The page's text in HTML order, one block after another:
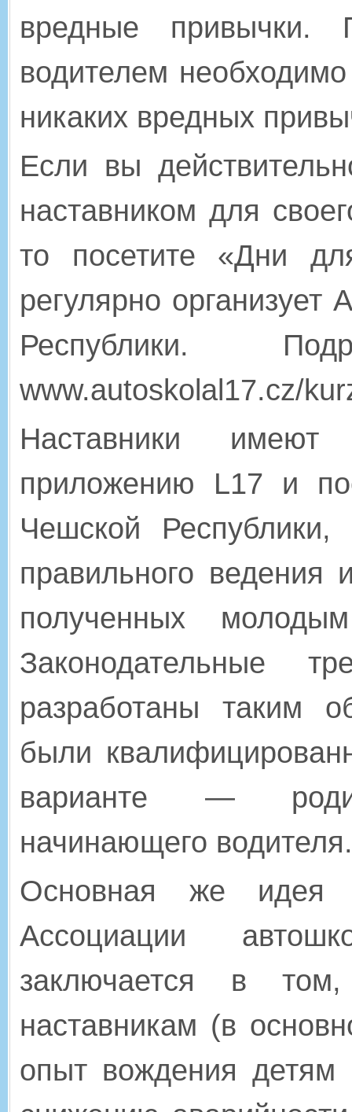
вредные привычки.
водителем
никаких вредных
Если вы
наставником для
то посетите «Дни
регулярно
Республики.
www.autoskolal17.cz/
Наставники
приложению L17 и
Чешской
правильного ведения
полученных
Законодательные
разработаны таким
были
варианте —
начинающего водителя.
Основная же
Ассоциации
заключается в
наставникам (в
опыт вождения детям